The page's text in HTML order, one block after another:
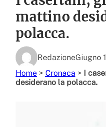
mattino
polacca.
RedazioneGiugno
Home > Cronaca > I
desiderano la polacca.